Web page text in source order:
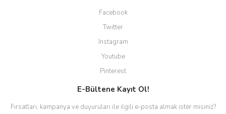
Facebook
Twitter
Instagram
Youtube
Pinterest
E-Bültene Kayıt Ol!
Fırsatları, kampanya ve duyuruları ile ilgili e-posta almak ister misiniz?